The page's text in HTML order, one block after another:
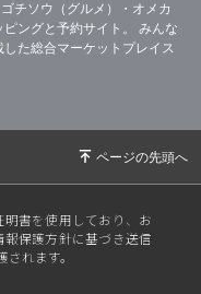
チソウ（グルメ）・オメカ
ングと予約サイト。
みんな
た総合マーケットプレイス
明書を使用しており、お
保護方針に基づき送信
れます。